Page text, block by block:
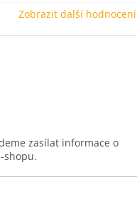
Zobrazit další hodnocení
zasílat informace o
shopu.